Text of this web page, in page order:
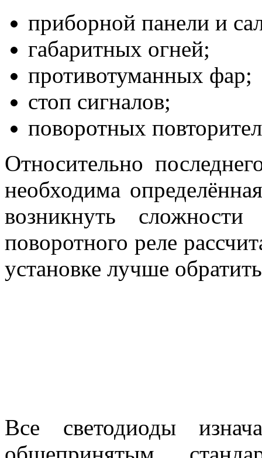
приборной панели и
габаритных огней;
противотуманных фар;
стоп сигналов;
поворотных
Относительно
необходима
возникнуть
поворотного реле
установке лучше
Все светодиоды